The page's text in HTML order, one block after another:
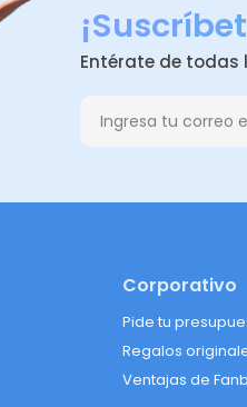
Entérate de todas
Corporativo
Pide tu
Regalos
Ventajas de